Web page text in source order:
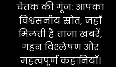
चेतक की गूंज: आपका
विश्वसनीय स्रोत, जहाँ
मिलती हैं ताज़ा खबरें,
गहन विश्लेषण और
महत्वपूर्ण कहानियाँ।